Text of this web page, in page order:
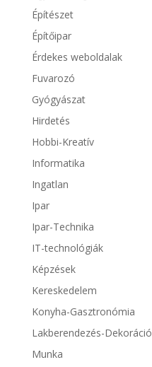
Építészet
Építőipar
Érdekes weboldalak
Fuvarozó
Gyógyászat
Hirdetés
Hobbi-Kreatív
Informatika
Ingatlan
Ipar
Ipar-Technika
IT-technológiák
Képzések
Kereskedelem
Konyha-Gasztronómia
Lakberendezés-Dekoráció
Munka